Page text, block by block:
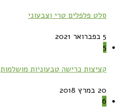
סלט פלפלים טרי וצבעוני
5 בפברואר 2021
5
קציצות כרישה טבעוניות מושלמות
20 במרץ 2018
6